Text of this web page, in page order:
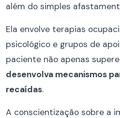
além do simples
Ela envolve terapias
psicológico e grupos de
paciente não apenas
desenvolva mecanismos
recaídas.
A conscientização sobre a